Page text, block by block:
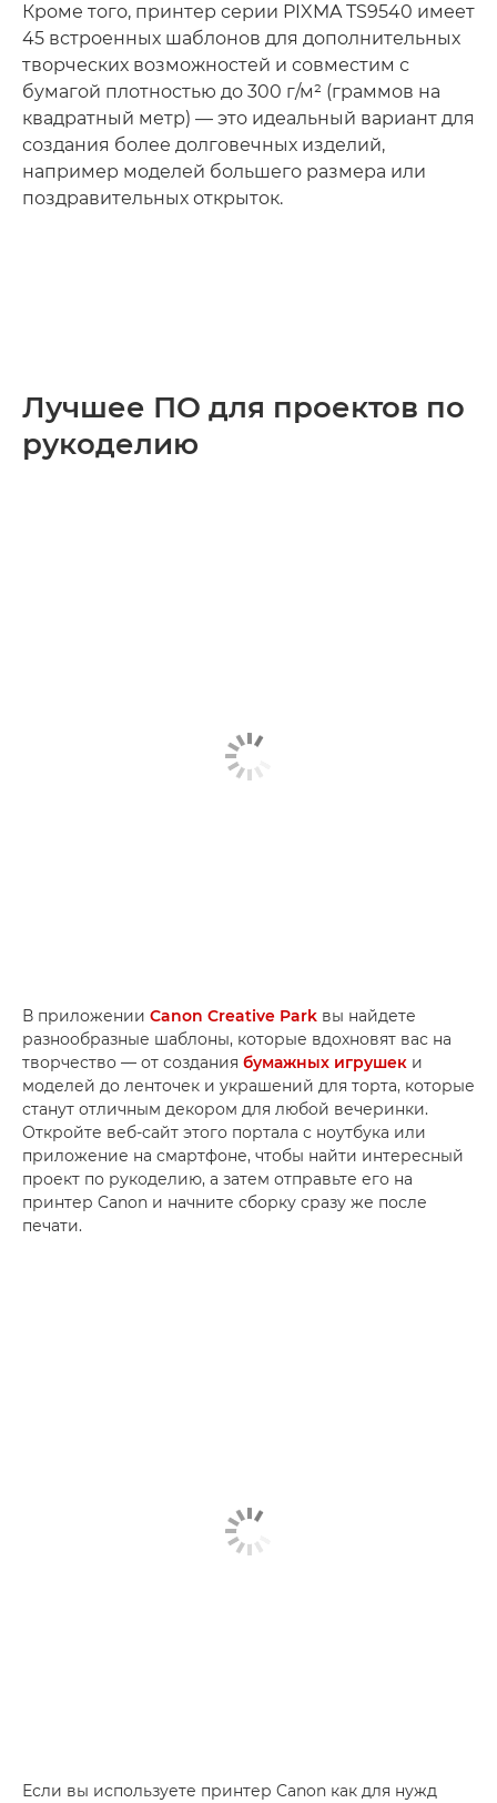
Кроме того, принтер серии PIXMA TS9540 имеет
45 встроенных шаблонов для дополнительных
творческих возможностей и совместим с
бумагой плотностью до 300 г/м² (граммов на
квадратный метр) — это идеальный вариант для
создания более долговечных изделий,
например моделей большего размера или
поздравительных открыток.
Лучшее ПО для проектов по
рукоделию
В приложении Canon Creative Park вы найдете
разнообразные шаблоны, которые вдохновят вас на
творчество — от создания бумажных игрушек и
моделей до ленточек и украшений для торта, которые
станут отличным декором для любой вечеринки.
Откройте веб-сайт этого портала с ноутбука или
приложение на смартфоне, чтобы найти интересный
проект по рукоделию, а затем отправьте его на
принтер Canon и начните сборку сразу же после
печати.
Если вы используете принтер Canon как для нужд